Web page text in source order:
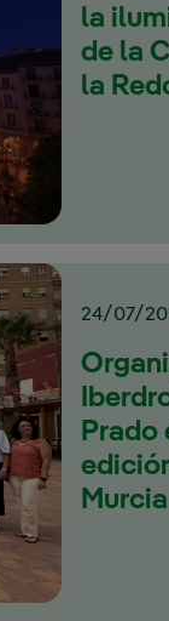
la
de la
la
24/07/
Prado
Murcia